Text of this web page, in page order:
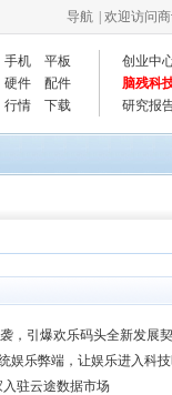
导航 | 欢迎访问
手机
平板
硬件
配件
行情 下载
创业中
脑残科
研究报
，引爆欢乐码头全新发展
娱乐弊端，让娱乐进入科
驻云途数据市场